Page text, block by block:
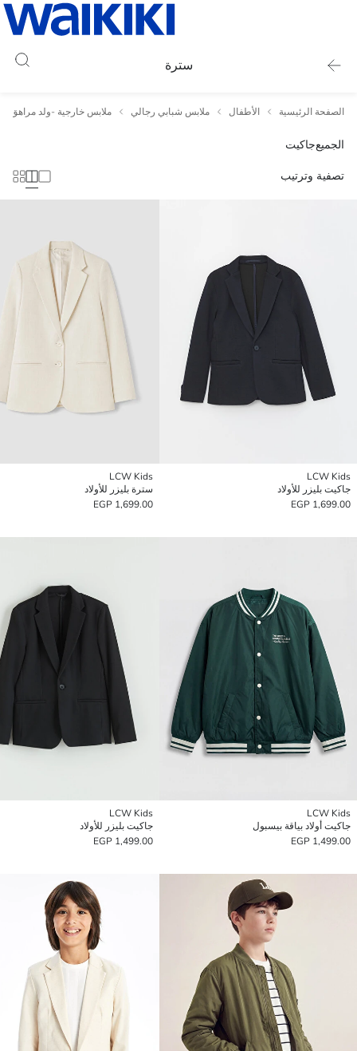
سترة
الصفحة الرئيسية الأطفال ملابس شبابي رجالي ملابس خارجية -ولد مراهق
الجميعجاكيت
تصفية وترتيب
LCW Kids
جاكيت بليزر للأولاد
1,699.00 EGP
LCW Kids
سترة بليزر للأولاد
1,699.00 EGP
LCW Kids
جاكيت أولاد بياقة بيسبول
1,499.00 EGP
LCW Kids
جاكيت بليزر للأولاد
1,499.00 EGP